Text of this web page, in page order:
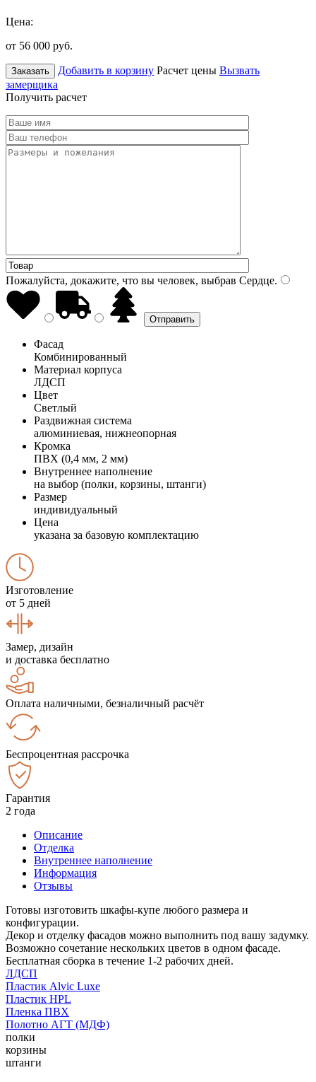
Цена:
от 56 000 руб.
Заказать Добавить в корзину Расчет цены Вызвать
замерщика
Получить расчет
Пожалуйста, докажите, что вы человек, выбрав Сердце.
Фасад
Комбинированный
Материал корпуса
ЛДСП
Цвет
Светлый
Раздвижная система
алюминиевая, нижнеопорная
Кромка
ПВХ (0,4 мм, 2 мм)
Внутреннее наполнение
на выбор (полки, корзины, штанги)
Размер
индивидуальный
Цена
указана за базовую комплектацию
Изготовление
от 5 дней
Замер, дизайн
и доставка бесплатно
Оплата наличными, безналичный расчёт
Беспроцентная рассрочка
Гарантия
2 года
Описание
Отделка
Внутреннее наполнение
Информация
Отзывы
Готовы изготовить шкафы-купе любого размера и
конфигурации.
Декор и отделку фасадов можно выполнить под вашу задумку.
Возможно сочетание нескольких цветов в одном фасаде.
Бесплатная сборка в течение 1-2 рабочих дней.
ЛДСП
Пластик Alvic Luxe
Пластик HPL
Пленка ПВХ
Полотно АГТ (МДФ)
полки
корзины
штанги